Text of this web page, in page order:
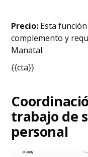
Precio: Esta
complemento y
Manatal.
{{cta}}
trabajo de
personal